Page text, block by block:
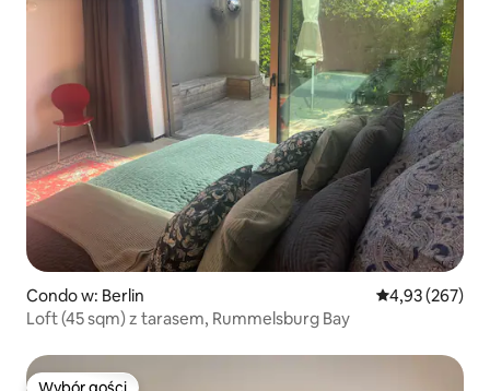
Condo w: Berlin Średnia
4,93 (267)
Loft (45 sqm) z tarasem, Rummelsburg Bay